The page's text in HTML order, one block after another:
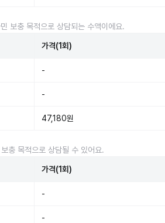
보충 목적으로 상담되는 수액이에요.
가격(1회)
-
-
47,180원
충 목적으로 상담될 수 있어요.
가격(1회)
-
-